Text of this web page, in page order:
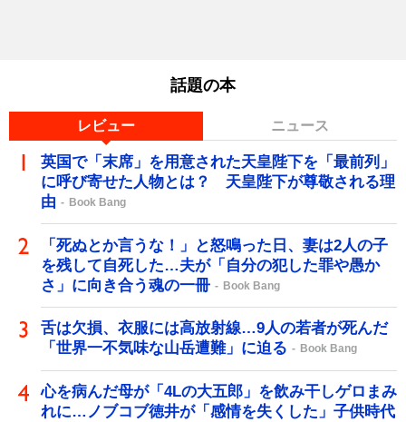
話題の本
レビュー ニュース
英国で「末席」を用意された天皇陛下を「最前列」
に呼び寄せた人物とは？ 天皇陛下が尊敬される理
由
Book Bang
「死ぬとか言うな！」と怒鳴った日、妻は2人の子
を残して自死した…夫が「自分の犯した罪や愚か
さ」に向き合う魂の一冊
Book Bang
舌は欠損、衣服には高放射線…9人の若者が死んだ
「世界一不気味な山岳遭難」に迫る
Book Bang
心を病んだ母が「4Lの大五郎」を飲み干しゲロまみ
れに…ノブコブ徳井が「感情を失くした」子供時代